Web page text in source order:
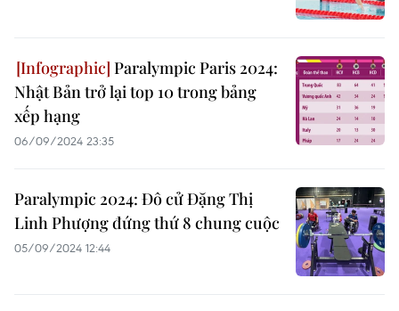
Paralympic Paris 2024:
Nhật Bản trở lại top 10 trong bảng
xếp hạng
06/09/2024 23:35
Paralympic 2024: Đô cử Đặng Thị
Linh Phượng đứng thứ 8 chung cuộc
05/09/2024 12:44